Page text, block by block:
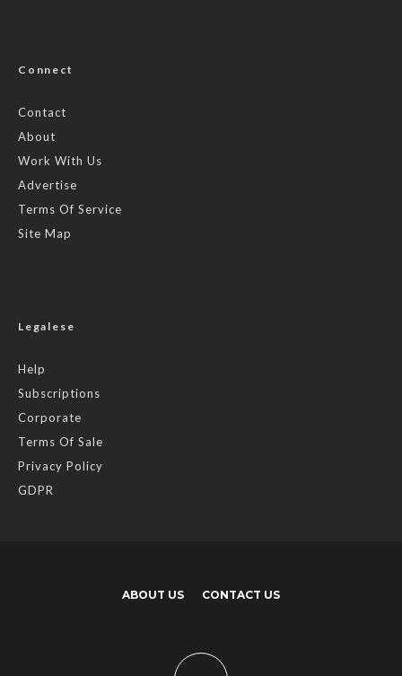
Connect
Contact
About
Work With Us
Advertise
Terms Of Service
Site Map
Legalese
Help
Subscriptions
Corporate
Terms Of Sale
Privacy Policy
GDPR
ABOUT US CONTACT US